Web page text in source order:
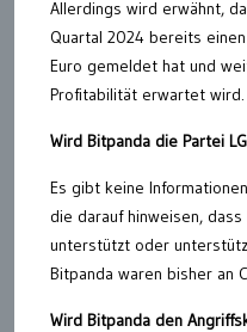
Allerdings wird erwähnt,
Quartal 2024 bereits
Euro gemeldet hat und
Profitabilität erwartet wird.
Wird Bitpanda die Partei
Es gibt keine
die darauf hinweisen,
unterstützt oder
Bitpanda waren bisher an
Wird Bitpanda den